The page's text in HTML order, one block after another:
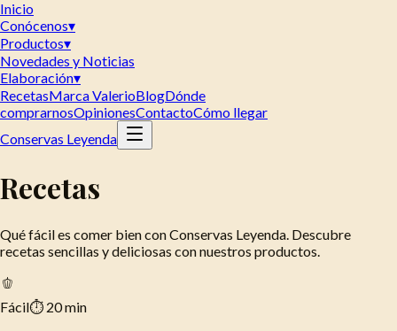
Inicio
Conócenos▾
Productos▾
Novedades y Noticias
Elaboración▾
RecetasMarca ValerioBlogDónde
comprarnosOpinionesContactoCómo llegar
Conservas Leyenda
Recetas
Qué fácil es comer bien con Conservas Leyenda. Descubre
recetas sencillas y deliciosas con nuestros productos.
🫑
Fácil⏱ 20 min